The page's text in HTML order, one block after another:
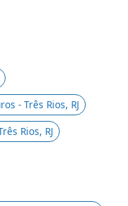
- Três Rios, RJ
Rios, RJ